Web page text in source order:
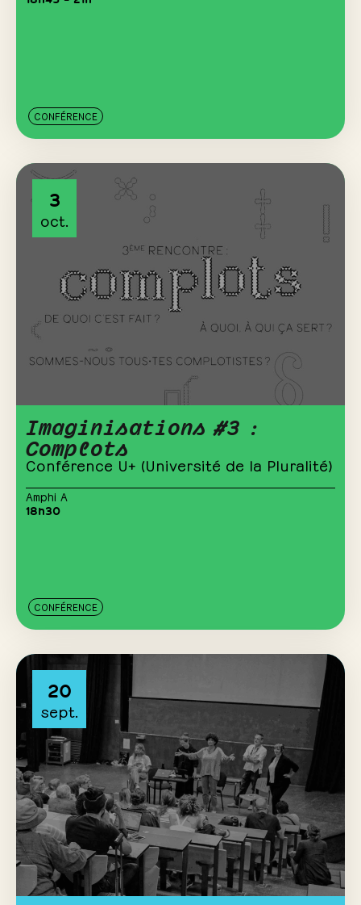
CONFÉRENCE
3
oct.
Imaginisations #3 :
Complots
Conférence U+ (Université de la Pluralité)
Amphi A
18h30
CONFÉRENCE
20
sept.